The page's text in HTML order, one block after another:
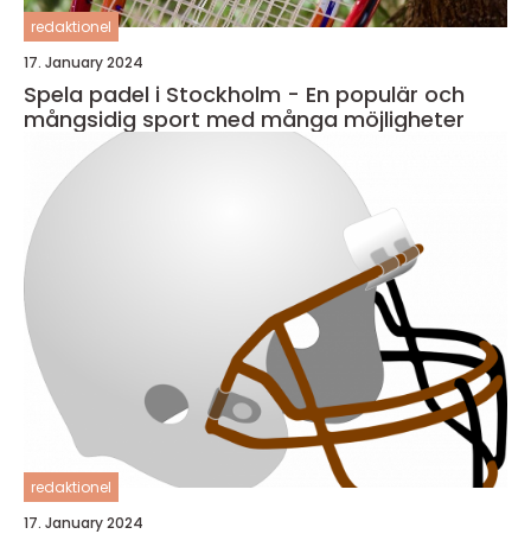
redaktionel
17. January 2024
Spela padel i Stockholm - En populär och
mångsidig sport med många möjligheter
redaktionel
17. January 2024